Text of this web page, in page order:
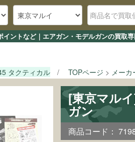
ントなど｜エアガン・モデルガンの買取
タクティカル TOPページ メーカ
[東京マル
ガン
商品コード：